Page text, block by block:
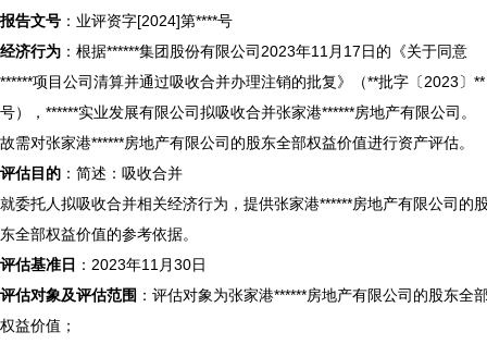
报告文号 ：业评资字[2024]第****号
经济行为 ：根据******集团股份有限公司2023年11月17日的《关于同意
******项目公司清算并通过吸收合并办理注销的批复》（**批字〔2023〕**
号），******实业发展有限公司拟吸收合并张家港******房地产有限公司。
故需对张家港******房地产有限公司的股东全部权益价值进行资产评估。
评估目的 ：简述：吸收合并
就委托人拟吸收合并相关经济行为，提供张家港******房地产有限公司的
东全部权益价值的参考依据。
评估基准日 ：2023年11月30日
评估对象及评估范围 ：评估对象为张家港******房地产有限公司的股东全
权益价值；